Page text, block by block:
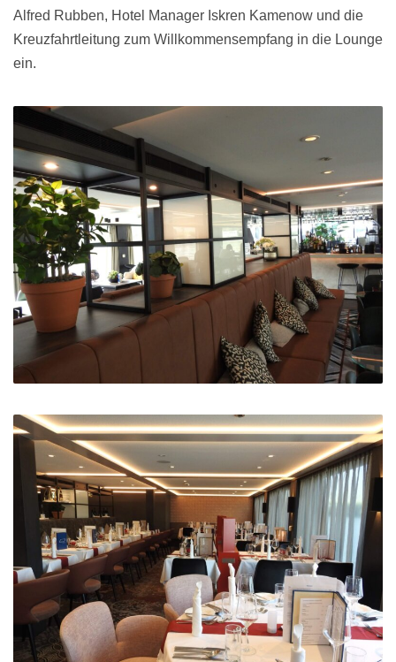
Alfred Rubben, Hotel Manager Iskren Kamenow und die
Kreuzfahrtleitung zum Willkommensempfang in die Lounge
ein.